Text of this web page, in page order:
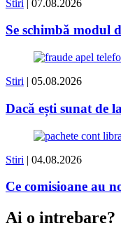
Stiri | 07.08.2026
Se schimbă modul
Stiri | 05.08.2026
Dacă ești sunat de
Stiri | 04.08.2026
Ce comisioane au
Ai o intrebare?